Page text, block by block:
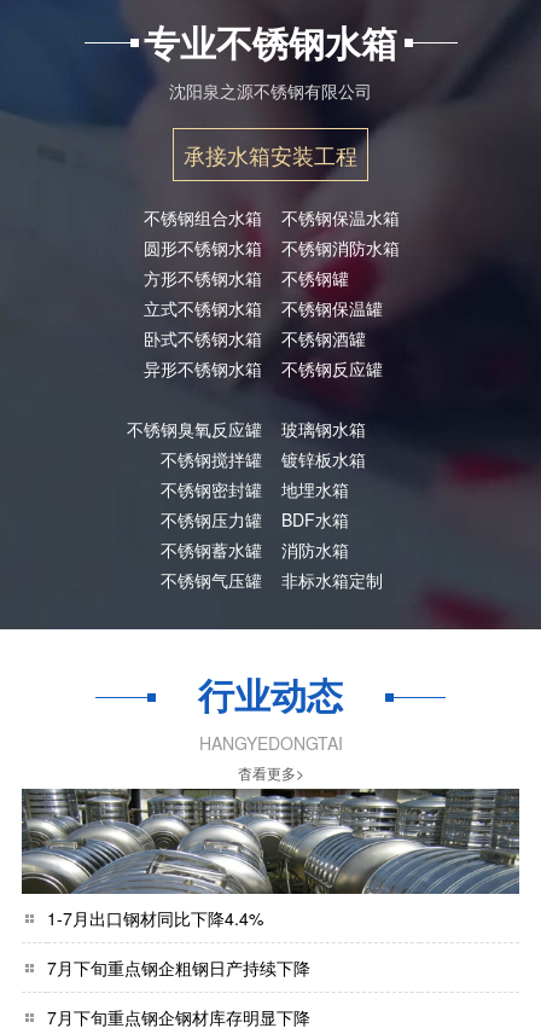
专业不锈钢水箱
沈阳泉之源不锈钢有限公司
承接水箱安装工程
不锈钢组合水箱
圆形不锈钢水箱
方形不锈钢水箱
立式不锈钢水箱
卧式不锈钢水箱
异形不锈钢水箱
不锈钢臭氧反应罐
不锈钢搅拌罐
不锈钢密封罐
不锈钢压力罐
不锈钢蓄水罐
不锈钢气压罐
不锈钢保温水箱
不锈钢消防水箱
不锈钢罐
不锈钢保温罐
不锈钢酒罐
不锈钢反应罐
玻璃钢水箱
镀锌板水箱
地埋水箱
BDF水箱
消防水箱
非标水箱定制
行业动态
HANGYEDONGTAI
杳看更多>
1-7月出口钢材同比下降4.4%
7月下旬重点钢企粗钢日产持续下降
7月下旬重点钢企钢材库存明显下降